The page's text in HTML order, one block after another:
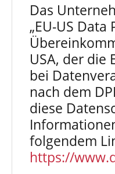
Das
„EU-US
USA, der die
bei
nach dem
diese
folgendem
https://